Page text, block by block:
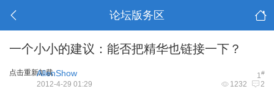
论坛版务区
一个小小的建议：能否把精华也链接一下？
点击重新加载 1#
AllenShow
1232 2
2012-4-29 01:29